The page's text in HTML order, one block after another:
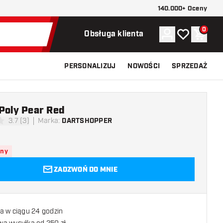
140.000+ Oceny
Obsługa klienta Konto
Moja listaKoszyk
0
PERSONALIZUJ NOWOŚCI SPRZEDAŻ
oceny
3.7 (3) Marka: DARTSHOPPER
Pear Red
ZADZWOŃ DO MNIE
w ciągu 24 godzin